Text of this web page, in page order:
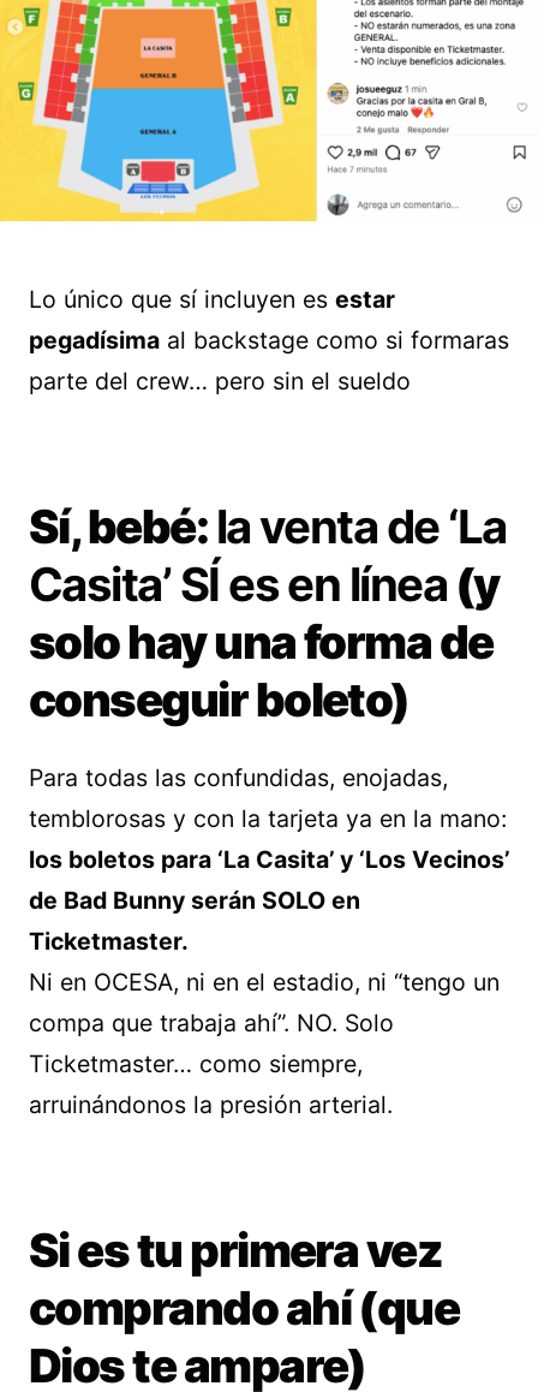
Lo único que sí incluyen es estar
pegadísima al backstage como si formaras
parte del crew… pero sin el sueldo
Sí, bebé:la venta de ‘La
Casita’ SÍ es en línea (y
solo hay una forma de
conseguir boleto)
Para todas las confundidas, enojadas,
temblorosas y con la tarjeta ya en la mano:
los boletos para ‘La Casita’ y ‘Los Vecinos’
de Bad Bunny serán SOLO en
Ticketmaster.
Ni en OCESA, ni en el estadio, ni “tengo un
compa que trabaja ahí”. NO. Solo
Ticketmaster… como siempre,
arruinándonos la presión arterial.
Si es tu primera vez
comprando ahí (que
Dios te ampare)